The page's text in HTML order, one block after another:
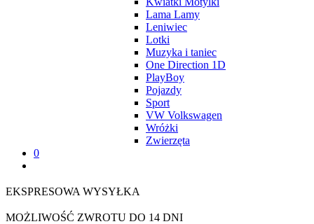
Lama Lamy
Leniwiec
Lotki
Muzyka i taniec
One Direction 1D
PlayBoy
Pojazdy
Sport
VW Volkswagen
Wróżki
Zwierzęta
0
EKSPRESOWA WYSYŁKA
MOŻLIWOŚĆ ZWROTU DO 14 DNI